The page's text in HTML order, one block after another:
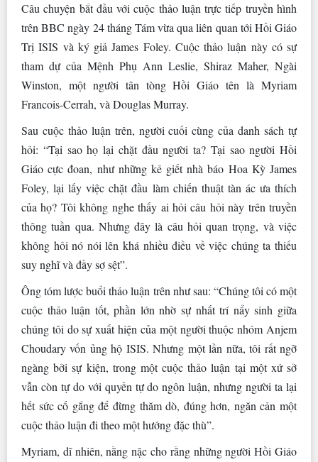
Câu chuyện bắt đầu với cuộc thảo luận trực tiếp truyền hình
trên BBC ngày 24 tháng Tám vừa qua liên quan tới Hồi Giáo
Trị ISIS và ký giả James Foley. Cuộc thảo luận này có sự
tham dự của Mệnh Phụ Ann Leslie, Shiraz Maher, Ngài
Winston, một người tân tòng Hồi Giáo tên là Myriam
Francois-Cerrah, và Douglas Murray.
Sau cuộc thảo luận trên, người cuối cùng của danh sách tự
hỏi: “Tại sao họ lại chặt đầu người ta? Tại sao người Hồi
Giáo cực đoan, như những kẻ giết nhà báo Hoa Kỳ James
Foley, lại lấy việc chặt đầu làm chiến thuật tàn ác ưa thích
của họ? Tôi không nghe thấy ai hỏi câu hỏi này trên truyền
thông tuần qua. Nhưng đây là câu hỏi quan trọng, và việc
không hỏi nó nói lên khá nhiều điều về việc chúng ta thiếu
suy nghĩ và đầy sợ sệt”.
Ông tóm lược buổi thảo luận trên như sau: “Chúng tôi có một
cuộc thảo luận tốt, phần lớn nhờ sự nhất trí nẩy sinh giữa
chúng tôi do sự xuất hiện của một người thuộc nhóm Anjem
Choudary vốn ủng hộ ISIS. Nhưng một lần nữa, tôi rất ngỡ
ngàng bởi sự kiện, trong một cuộc thảo luận tại một xứ sở
vẫn còn tự do với quyền tự do ngôn luận, nhưng người ta lại
hết sức cố gắng để đừng thăm dò, đúng hơn, ngăn cản một
cuộc thảo luận đi theo một hướng đặc thù”.
Myriam, dĩ nhiên, nằng nặc cho rằng những người Hồi Giáo